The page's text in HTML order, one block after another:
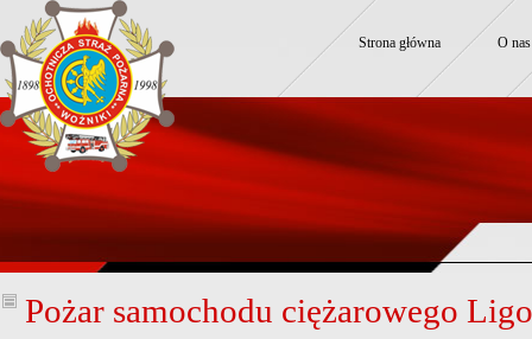
Strona główna O nas
Pożar samochodu ciężarowego